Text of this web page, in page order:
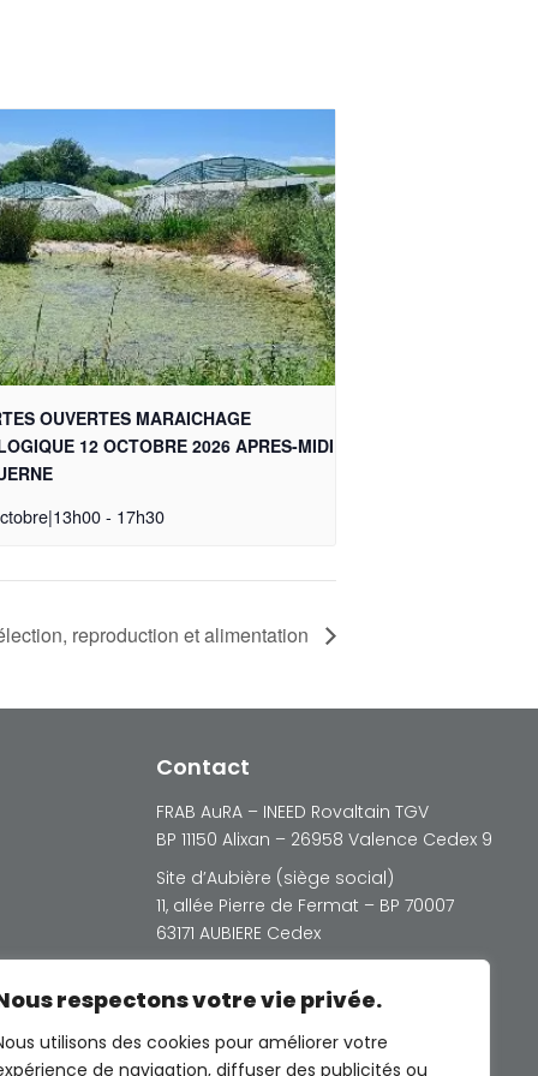
respectons votre vie privée.
utilisons des cookies pour améliorer votre
de navigation, diffuser des publicités ou
OUVERTES MARAICHAGE
12 OCTOBRE 2026 APRES-MIDI
- 17h30
reproduction et alimentation
Contact
FRAB AuRA – INEED Rovaltain TGV
BP 11150 Alixan – 26958 Valence Cedex 9
Site d’Aubière (siège social)
11, allée Pierre de Fermat – BP 70007
63171 AUBIERE Cedex